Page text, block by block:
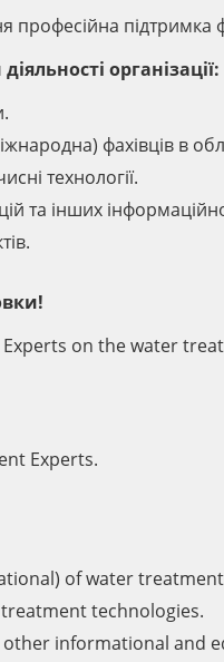
професійна підтримка
організації:
фахівців в
технології.
та інших
on the water
Experts.
of water
technologies.
informational and